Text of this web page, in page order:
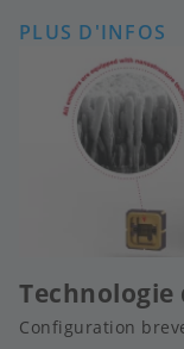
PLUS D'INFOS
Configuration